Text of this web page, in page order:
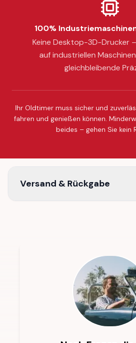
100%
Keine Desktop-3D-Drucker
auf industriellen
gleichbleibende
Ihr Oldtimer muss sicher und
fahren und genießen können.
beides – gehen Sie kein
Versand & Rückgabe